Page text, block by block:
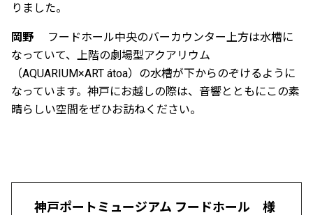
りました。
岡野
フードホール中央のバーカウンター上方は水槽に
なっていて、上階の劇場型アクアリウム
（AQUARIUM×ART átoa）の水槽が下からのぞけるように
なっています。神戸にお越しの際は、音響とともにこの素
晴らしい空間をぜひお訪ねください。
神戸ポートミュージアム フードホール 様